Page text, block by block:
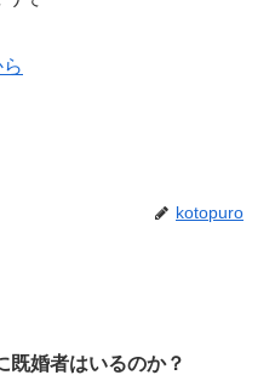
kotopuro
既婚者はいるのか？